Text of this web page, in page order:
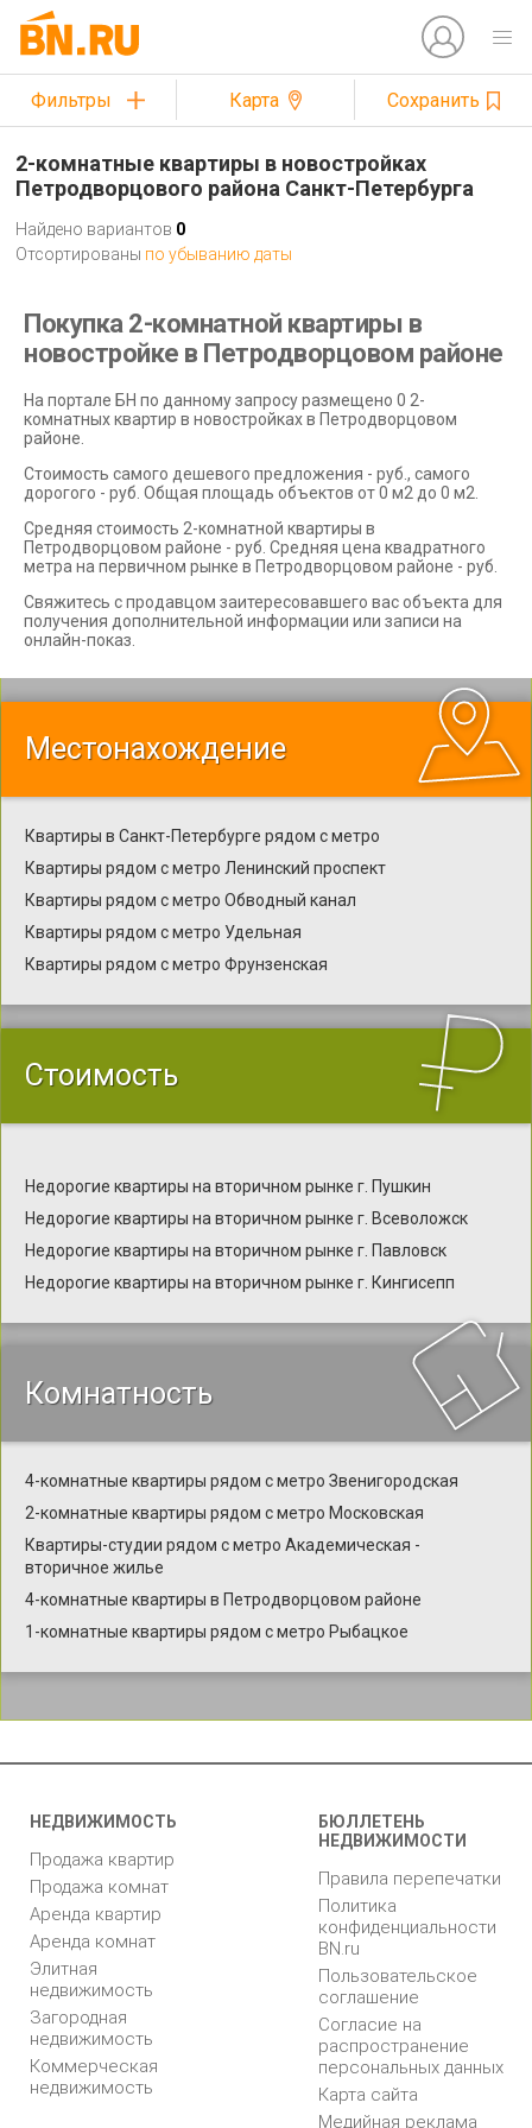
Фильтры Карта Сохранить
2-комнатные квартиры в новостройках
Петродворцового района Санкт-Петербурга
Найдено вариантов 0
Отсортированы по убыванию даты
Покупка 2-комнатной квартиры в
новостройке в Петродворцовом районе
На портале БН по данному запросу размещено 0 2-
комнатных квартир в новостройках в Петродворцовом
районе.
Стоимость самого дешевого предложения - руб., самого
дорогого - руб. Общая площадь объектов от 0 м2 до 0 м2.
Средняя стоимость 2-комнатной квартиры в
Петродворцовом районе - руб. Средняя цена квадратного
метра на первичном рынке в Петродворцовом районе - руб.
Свяжитесь с продавцом заитересовавшего вас объекта для
получения дополнительной информации или записи на
онлайн-показ.
Местонахождение
Квартиры в Санкт-Петербурге рядом с метро
Квартиры рядом с метро Ленинский проспект
Квартиры рядом с метро Обводный канал
Квартиры рядом с метро Удельная
Квартиры рядом с метро Фрунзенская
Стоимость
Недорогие квартиры на вторичном рынке г. Пушкин
Недорогие квартиры на вторичном рынке г. Всеволожск
Недорогие квартиры на вторичном рынке г. Павловск
Недорогие квартиры на вторичном рынке г. Кингисепп
Комнатность
4-комнатные квартиры рядом с метро Звенигородская
2-комнатные квартиры рядом с метро Московская
Квартиры-студии рядом с метро Академическая -
вторичное жилье
4-комнатные квартиры в Петродворцовом районе
1-комнатные квартиры рядом с метро Рыбацкое
НЕДВИЖИМОСТЬ
Продажа квартир
Продажа комнат
Аренда квартир
Аренда комнат
Элитная
недвижимость
Загородная
недвижимость
Коммерческая
недвижимость
БЮЛЛЕТЕНЬ
НЕДВИЖИМОСТИ
Правила перепечатки
Политика
конфиденциальности
BN.ru
Пользовательское
соглашение
Согласие на
распространение
персональных данных
Карта сайта
Медийная реклама